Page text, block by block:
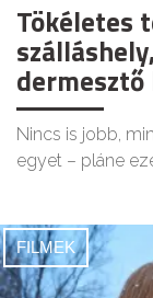
Tökéletes
Nincs is jobb,
egyet – pláne
FILMEK